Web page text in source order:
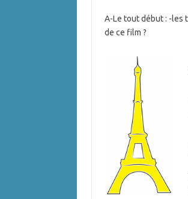
A-Le tout début : -les
de ce film ?